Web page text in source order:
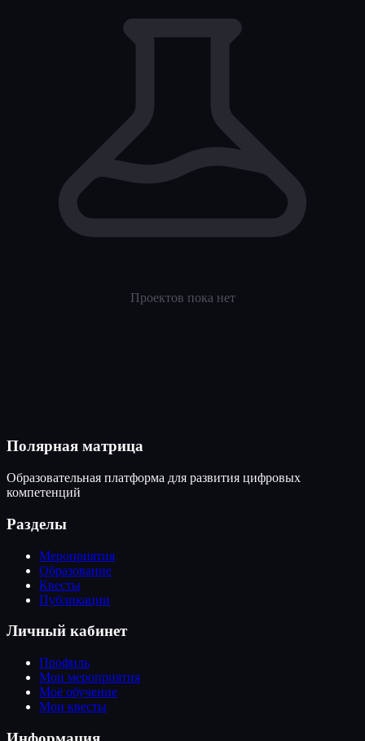
Проектов пока нет
Полярная матрица
Образовательная платформа для развития цифровых
компетенций
Разделы
Мероприятия
Образование
Квесты
Публикации
Личный кабинет
Профиль
Мои мероприятия
Моё обучение
Мои квесты